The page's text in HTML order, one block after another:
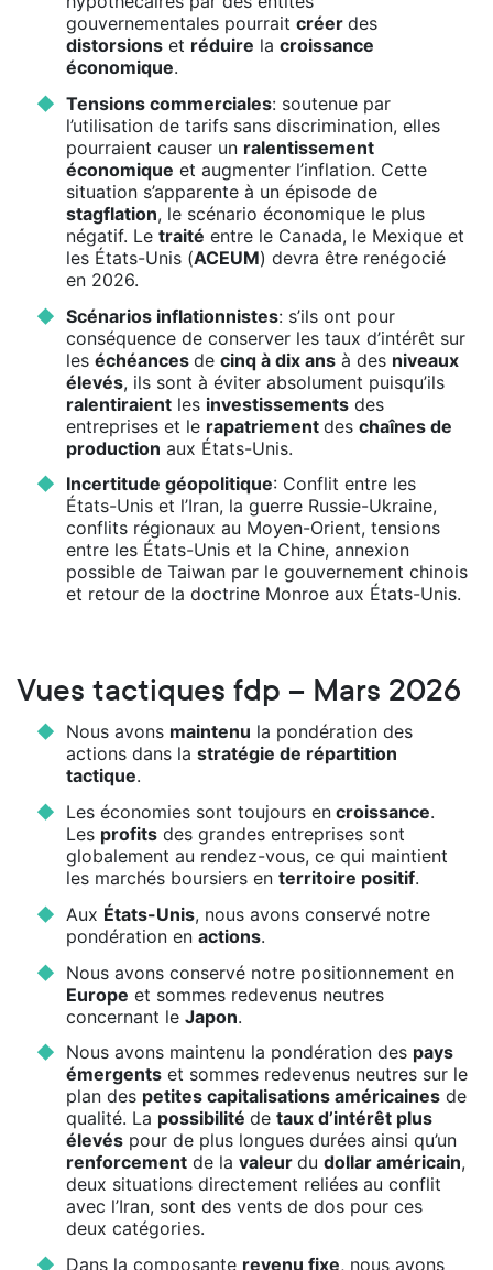
gouvernementales pourrait créer des
distorsionset réduire la croissance
économique.
Tensions commerciales: soutenue par
l’utilisation de tarifs sans discrimination, elles
pourraient causer un ralentissement
économique et augmenter l’inflation. Cette
situation s’apparente à un épisode de
stagflation, le scénario économique le plus
négatif. Le traité entre le Canada, le Mexique et
les États-Unis (ACEUM) devra être renégocié
en 2026.
Scénarios inflationnistes: s’ils ont pour
conséquence de conserver les taux d’intérêt sur
les échéances de cinq à dix ansà des niveaux
élevés, ils sont à éviter absolument puisqu’ils
ralentiraientles investissementsdes
entreprises et le rapatriement des chaînes de
production aux États-Unis.
Incertitude géopolitique: Conflit entre les
États-Unis et l’Iran, la guerre Russie-Ukraine,
conflits régionaux au Moyen-Orient, tensions
entre les États-Unis et la Chine, annexion
possible de Taiwan par le gouvernement chinois
et retour de la doctrine Monroe aux États-Unis.
Vues tactiques fdp – Mars 2026
Nous avons maintenu la pondération des
actions dans la stratégie de répartition
tactique.
Les économies sont toujours encroissance.
Les profitsdes grandes entreprises sont
globalement au rendez-vous, ce qui maintient
les marchés boursiers en territoire positif.
Aux États-Unis, nous avons conservé notre
pondération en actions.
Nous avons conservé notre positionnement en
Europe et sommes redevenus neutres
concernant le Japon.
Nous avons maintenu la pondération des pays
émergentset sommes redevenus neutres sur le
plan des petites capitalisations américainesde
qualité. La possibilité de taux d’intérêt plus
élevéspour de plus longues durées ainsi qu’un
renforcementde la valeur du dollar américain,
deux situations directement reliées au conflit
avec l’Iran, sont des vents de dos pour ces
deux catégories.
Dans la composante revenu fixe, nous avons